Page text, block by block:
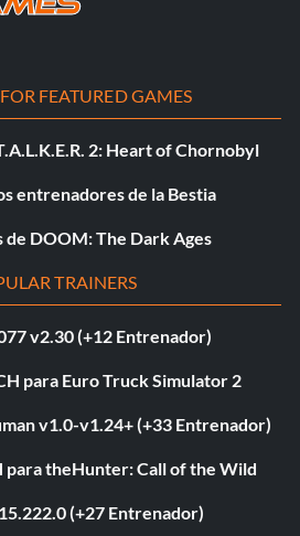
FEATURED GAMES
2: Heart of Chornobyl
entrenadores de la Bestia
de DOOM: The Dark Ages
TRAINERS
v2.30 (+12 Entrenador)
para Euro Truck Simulator 2
v1.0-v1.24+ (+33 Entrenador)
para theHunter: Call of the Wild
(+27 Entrenador)